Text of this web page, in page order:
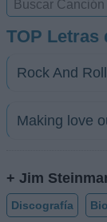
TOP Letras
Rock And
Making love
+ Jim
Discografía